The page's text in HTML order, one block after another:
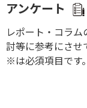
アンケート
レポート・コラ
討等に参考にさせ
※は必須項目です。